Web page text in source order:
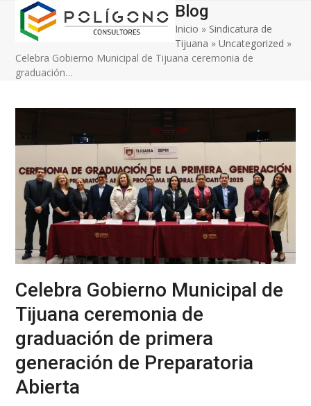
Skip
content
Open
mobile
menu
Close
mobile
menu
Blog
Inicio » Sindicatura de
Tijuana »Uncategorized »
Celebra Gobierno Municipal de Tijuana ceremonia de
graduación…
Celebra Gobierno Municipal de
Tijuana ceremonia de
graduación de primera
generación de Preparatoria
Abierta